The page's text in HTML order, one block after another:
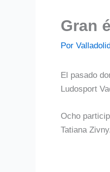
Gran
Por
El pasado
Ludosport
Ocho
Tatiana Zivny.